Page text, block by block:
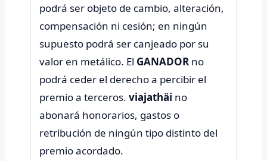
podrá ser objeto de cambio, alteración,
compensación ni cesión; en ningún
supuesto podrá ser canjeado por su
valor en metálico. El GANADOR no
podrá ceder el derecho a percibir el
premio a terceros.viajathäi no
abonará honorarios, gastos o
retribución de ningún tipo distinto del